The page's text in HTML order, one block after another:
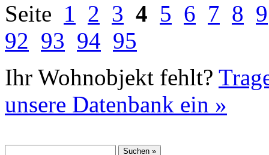
Seite 1 2 3 4 5 6 7 8 9
92 93 94 95
Ihr Wohnobjekt fehlt?
unsere Datenbank ein »